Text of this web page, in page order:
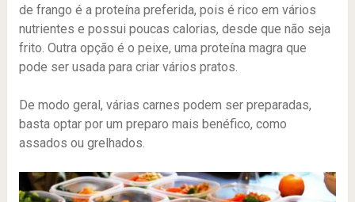
de frango é a proteína preferida, pois é rico em vários
nutrientes e possui poucas calorias, desde que não seja
frito. Outra opção é o peixe, uma proteína magra que
pode ser usada para criar vários pratos.
De modo geral, várias carnes podem ser preparadas,
basta optar por um preparo mais benéfico, como
assados ou grelhados.